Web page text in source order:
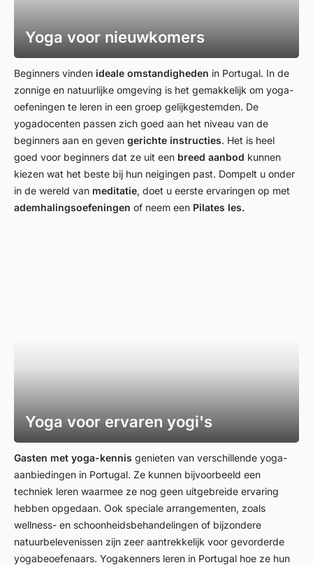
Yoga voor nieuwkomers
Beginners vinden ideale omstandigheden in Portugal. In de
zonnige en natuurlijke omgeving is het gemakkelijk om yoga-
oefeningen te leren in een groep gelijkgestemden. De
yogadocenten passen zich goed aan het niveau van de
beginners aan en geven gerichte instructies. Het is heel
goed voor beginners dat ze uit een breed aanbod kunnen
kiezen wat het beste bij hun neigingen past. Dompelt u onder
in de wereld van meditatie, doet u eerste ervaringen op met
ademhalingsoefeningen of neem een Pilates les.
Yoga voor ervaren yogi's
Gasten met yoga-kennis genieten van verschillende yoga-
aanbiedingen in Portugal. Ze kunnen bijvoorbeeld een
techniek leren waarmee ze nog geen uitgebreide ervaring
hebben opgedaan. Ook speciale arrangementen, zoals
wellness- en schoonheidsbehandelingen of bijzondere
natuurbelevenissen zijn zeer aantrekkelijk voor gevorderde
yogabeoefenaars. Yogakenners leren in Portugal hoe ze hun